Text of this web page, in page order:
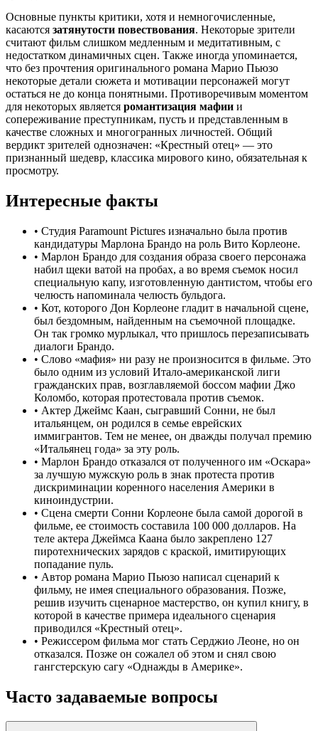
Основные пункты критики, хотя и немногочисленные,
касаются затянутости повествования. Некоторые зрители
считают фильм слишком медленным и медитативным, с
недостатком динамичных сцен. Также иногда упоминается,
что без прочтения оригинального романа Марио Пьюзо
некоторые детали сюжета и мотивации персонажей могут
остаться не до конца понятными. Противоречивым моментом
для некоторых является романтизация мафии и
сопереживание преступникам, пусть и представленным в
качестве сложных и многогранных личностей. Общий
вердикт зрителей однозначен: «Крестный отец» — это
признанный шедевр, классика мирового кино, обязательная к
просмотру.
Интересные факты
• Студия Paramount Pictures изначально была против
кандидатуры Марлона Брандо на роль Вито Корлеоне.
• Марлон Брандо для создания образа своего персонажа
набил щеки ватой на пробах, а во время съемок носил
специальную капу, изготовленную дантистом, чтобы его
челюсть напоминала челюсть бульдога.
• Кот, которого Дон Корлеоне гладит в начальной сцене,
был бездомным, найденным на съемочной площадке.
Он так громко мурлыкал, что пришлось перезаписывать
диалоги Брандо.
• Слово «мафия» ни разу не произносится в фильме. Это
было одним из условий Итало-американской лиги
гражданских прав, возглавляемой боссом мафии Джо
Коломбо, которая протестовала против съемок.
• Актер Джеймс Каан, сыгравший Сонни, не был
итальянцем, он родился в семье еврейских
иммигрантов. Тем не менее, он дважды получал премию
«Итальянец года» за эту роль.
• Марлон Брандо отказался от полученного им «Оскара»
за лучшую мужскую роль в знак протеста против
дискриминации коренного населения Америки в
киноиндустрии.
• Сцена смерти Сонни Корлеоне была самой дорогой в
фильме, ее стоимость составила 100 000 долларов. На
теле актера Джеймса Каана было закреплено 127
пиротехнических зарядов с краской, имитирующих
попадание пуль.
• Автор романа Марио Пьюзо написал сценарий к
фильму, не имея специального образования. Позже,
решив изучить сценарное мастерство, он купил книгу, в
которой в качестве примера идеального сценария
приводился «Крестный отец».
• Режиссером фильма мог стать Серджио Леоне, но он
отказался. Позже он сожалел об этом и снял свою
гангстерскую сагу «Однажды в Америке».
Часто задаваемые вопросы